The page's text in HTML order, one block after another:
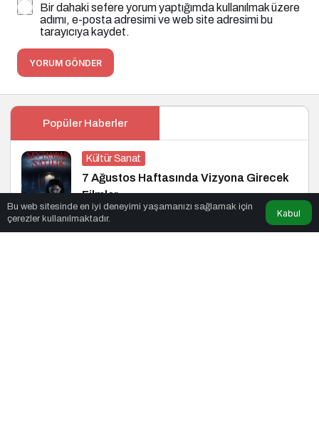
Bir dahaki sefere yorum yaptığımda kullanılmak üzere
adımı, e-posta adresimi ve web site adresimi bu
tarayıcıya kaydet.
YORUM GÖNDER
Popüler Haberler
Kültür Sanat
7 Ağustos Haftasında Vizyona Girecek
Filmler
Startup
Bu web sitesinde en iyi deneyimi yaşamanızı sağlamak için
çerezler kullanılmaktadır.
Kabul